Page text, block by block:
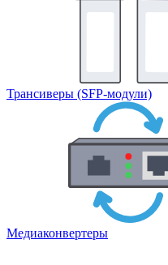
Трансиверы (SFP-модули)
Медиаконвертеры